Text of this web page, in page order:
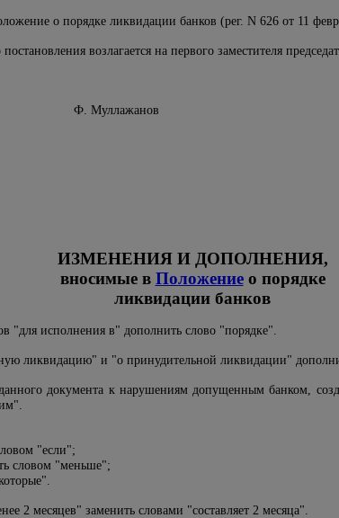
о порядке ликвидации банков (рег. N 626 от 11
возлагается на первого заместителя
Ф. Муллажанов
ИЗМЕНЕНИЯ И ДОПОЛНЕНИЯ,
вносимые в Положениео порядке
ликвидации банков
"для исполнения в" дополнить слово "порядке".
ликвидацию" и "о принудительной ликвидации"
документа к нарушениям допущенным банком,
"если";
словом "меньше";
2 месяцев" заменить словами "составляет 2 месяца".